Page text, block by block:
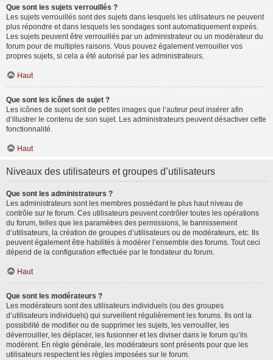
Que sont les sujets verrouillés ?
Les sujets verrouillés sont des sujets dans lesquels les utilisateurs ne peuvent
plus répondre et dans lesquels les sondages sont automatiquement expirés.
Les sujets peuvent être verrouillés par un administrateur ou un modérateur du
forum pour de multiples raisons. Vous pouvez également verrouiller vos
propres sujets, si cela a été autorisé par les administrateurs.
Haut
Que sont les icônes de sujet ?
Les icônes de sujet sont de petites images que l’auteur peut insérer afin
d’illustrer le contenu de son sujet. Les administrateurs peuvent désactiver cette
fonctionnalité.
Haut
Niveaux des utilisateurs et groupes d’utilisateurs
Que sont les administrateurs ?
Les administrateurs sont les membres possédant le plus haut niveau de
contrôle sur le forum. Ces utilisateurs peuvent contrôler toutes les opérations
du forum, telles que les paramètres des permissions, le bannissement
d’utilisateurs, la création de groupes d’utilisateurs ou de modérateurs, etc. Ils
peuvent également être habilités à modérer l’ensemble des forums. Tout ceci
dépend de la configuration effectuée par le fondateur du forum.
Haut
Que sont les modérateurs ?
Les modérateurs sont des utilisateurs individuels (ou des groupes
d’utilisateurs individuels) qui surveillent régulièrement les forums. Ils ont la
possibilité de modifier ou de supprimer les sujets, les verrouiller, les
déverrouiller, les déplacer, les fusionner et les diviser dans le forum qu’ils
modèrent. En règle générale, les modérateurs sont présents pour que les
utilisateurs respectent les règles imposées sur le forum.